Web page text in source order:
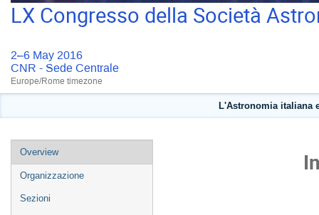
LX Congresso della Società
2–6 May 2016
CNR - Sede Centrale
Europe/Rome timezone
L'Astronomia italiana
Event
menu
Overview
Organizzazione
Sezioni